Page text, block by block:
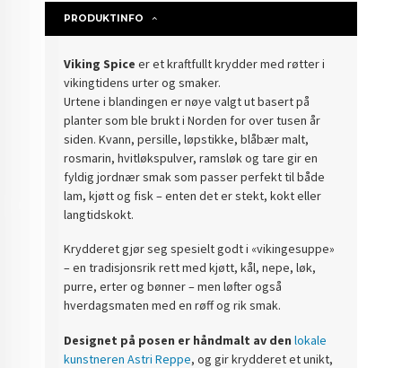
PRODUKTINFO
Viking Spice er et kraftfullt krydder med røtter i
vikingtidens urter og smaker.
Urtene i blandingen er nøye valgt ut basert på
planter som ble brukt i Norden for over tusen år
siden. Kvann, persille, løpstikke, blåbær malt,
rosmarin, hvitløkspulver, ramsløk og tare gir en
fyldig jordnær smak som passer perfekt til både
lam, kjøtt og fisk – enten det er stekt, kokt eller
langtidskokt.
Krydderet gjør seg spesielt godt i «vikingesuppe»
– en tradisjonsrik rett med kjøtt, kål, nepe, løk,
purre, erter og bønner – men løfter også
hverdagsmaten med en røff og rik smak.
Designet på posen er håndmalt av denlokale
kunstneren Astri Reppe, og gir krydderet et unikt,